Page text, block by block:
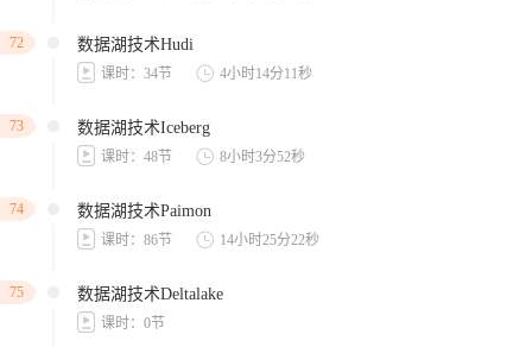
72 数据湖技术Hudi
课时：34节 4小时14分11秒
73 数据湖技术Iceberg
课时：48节 8小时3分52秒
74 数据湖技术Paimon
课时：86节 14小时25分22秒
75 数据湖技术Deltalake
课时：0节